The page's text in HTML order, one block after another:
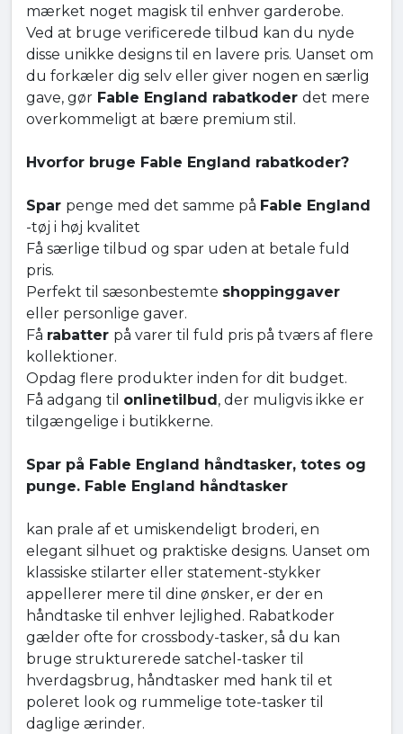
mærket noget magisk til enhver garderobe.
Ved at bruge verificerede tilbud kan du nyde
disse unikke designs til en lavere pris. Uanset om
du forkæler dig selv eller giver nogen en særlig
gave, gør Fable England rabatkoder det mere
overkommeligt at bære premium stil.
Hvorfor bruge Fable England rabatkoder?
Spar penge med det samme på Fable England
-tøj i høj kvalitet
Få særlige tilbud og spar uden at betale fuld
pris.
Perfekt til sæsonbestemte shoppinggaver
eller personlige gaver.
Få rabatter på varer til fuld pris på tværs af flere
kollektioner.
Opdag flere produkter inden for dit budget.
Få adgang til onlinetilbud , der muligvis ikke er
tilgængelige i butikkerne.
Spar på Fable England håndtasker, totes og
punge. Fable England håndtasker
kan prale af et umiskendeligt broderi, en
elegant silhuet og praktiske designs. Uanset om
klassiske stilarter eller statement-stykker
appellerer mere til dine ønsker, er der en
håndtaske til enhver lejlighed. Rabatkoder
gælder ofte for crossbody-tasker, så du kan
bruge strukturerede satchel-tasker til
hverdagsbrug, håndtasker med hank til et
poleret look og rummelige tote-tasker til
daglige ærinder.